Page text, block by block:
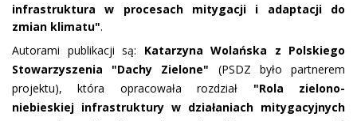
infrastruktura w procesach mitygacji i adaptacji do
zmian klimatu".
Autorami publikacji są: Katarzyna Wolańska z Polskiego
Stowarzyszenia "Dachy Zielone" (PSDZ było partnerem
projektu), która opracowała rozdział "Rola zielono-
niebieskiej infrastruktury w działaniach mitygacyjnych